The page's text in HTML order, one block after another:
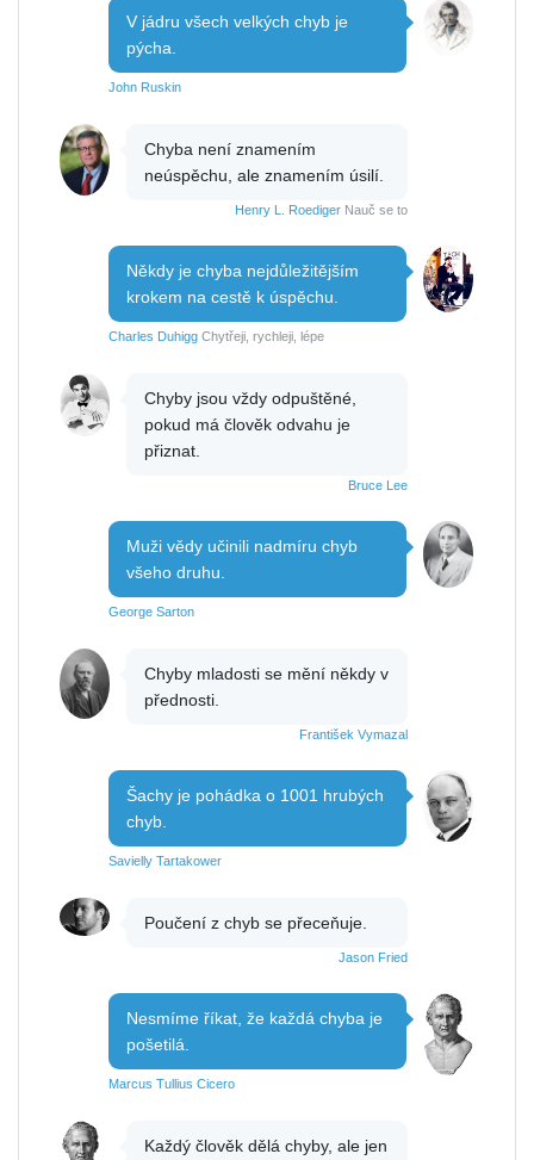
V jádru všech velkých chyb je
pýcha.
John Ruskin
Chyba není znamením
neúspěchu, ale znamením úsilí.
Henry L. Roediger Nauč se to
Někdy je chyba nejdůležitějším
krokem na cestě k úspěchu.
Charles Duhigg Chytřeji, rychleji, lépe
Chyby jsou vždy odpuštěné,
pokud má člověk odvahu je
přiznat.
Bruce Lee
Muži vědy učinili nadmíru chyb
všeho druhu.
George Sarton
Chyby mladosti se mění někdy v
přednosti.
František Vymazal
Šachy je pohádka o 1001 hrubých
chyb.
Savielly Tartakower
Poučení z chyb se přeceňuje.
Jason Fried
Nesmíme říkat, že každá chyba je
pošetilá.
Marcus Tullius Cicero
Každý člověk dělá chyby, ale jen